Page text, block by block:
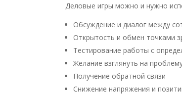
Деловые игры можно и нужно
Обсуждение и диалог между
Открытость и обмен точками
Тестирование работы с
Желание взглянуть на
Получение обратной связи
Снижение напряжения и